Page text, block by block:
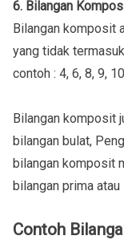
6. Bilangan
Bilangan komposit
yang tidak
contoh : 4, 6, 8, 9,
Bilangan komposit
bilangan bulat,
bilangan komposit
bilangan prima atau
Contoh